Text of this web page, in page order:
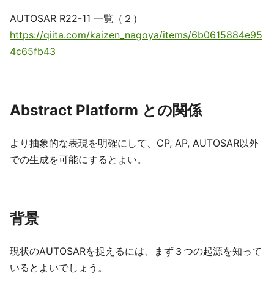
AUTOSAR R22-11 一覧（２）
https://qiita.com/kaizen_nagoya/items/6b0615884e95
4c65fb43
Abstract Platform との関係
より抽象的な表現を明確にして、CP, AP, AUTOSAR以外
での生成を可能にするとよい。
背景
現状のAUTOSARを捉えるには、まず３つの起源を知って
いるとよいでしょう。